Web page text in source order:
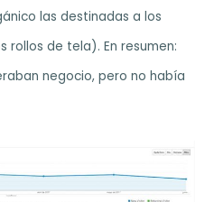
las destinadas a los
rollos de tela). En resumen:
negocio, pero no había